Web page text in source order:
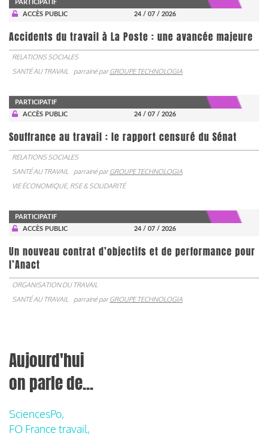
PARTICIPATIF
ACCÈS PUBLIC
24 / 07 / 2026
Accidents du travail à La Poste : une avancée majeure
RELATIONS SOCIALES
SANTÉ AU TRAVAIL
parrainé parGROUPE TECHNOLOGIA
PARTICIPATIF
ACCÈS PUBLIC
24 / 07 / 2026
Souffrance au travail : le rapport censuré du Sénat
RELATIONS SOCIALES
SANTÉ AU TRAVAIL
parrainé parGROUPE TECHNOLOGIA
VIE ÉCONOMIQUE, RSE & SOLIDARITÉ
PARTICIPATIF
ACCÈS PUBLIC
24 / 07 / 2026
Un nouveau contrat d’objectifs et de performance pour
l’Anact
ORGANISATION DU TRAVAIL
SANTÉ AU TRAVAIL
parrainé parGROUPE TECHNOLOGIA
Aujourd'hui
on parle de...
SciencesPo,
FO France travail,